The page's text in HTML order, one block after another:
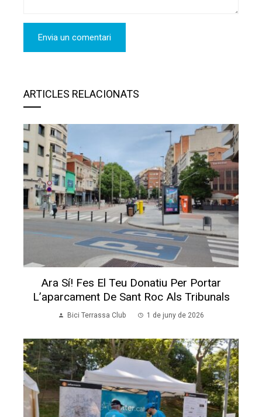
ARTICLES RELACIONATS
Ara Sí! Fes El Teu Donatiu Per Portar
L’aparcament De Sant Roc Als Tribunals
Bici Terrassa Club 1 de juny de 2026